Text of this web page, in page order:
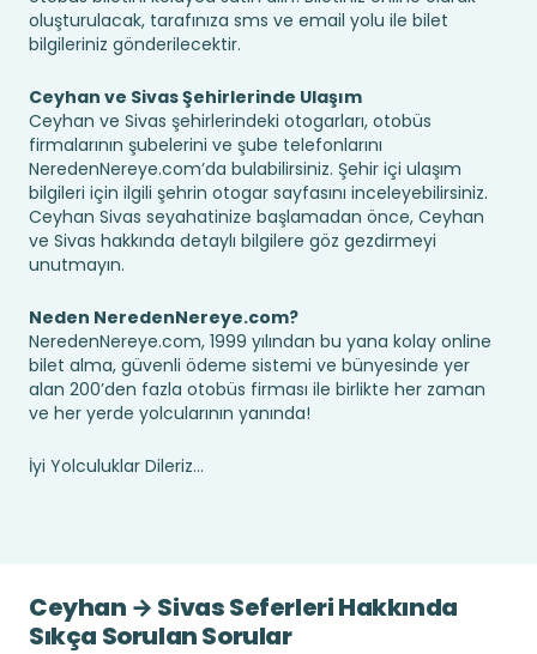
oluşturulacak, tarafınıza sms ve email yolu ile bilet
bilgileriniz gönderilecektir.
Ceyhan ve Sivas Şehirlerinde Ulaşım
Ceyhan ve Sivas şehirlerindeki otogarları, otobüs
firmalarının şubelerini ve şube telefonlarını
NeredenNereye.com’da bulabilirsiniz. Şehir içi ulaşım
bilgileri için ilgili şehrin otogar sayfasını inceleyebilirsiniz.
Ceyhan Sivas seyahatinize başlamadan önce, Ceyhan
ve Sivas hakkında detaylı bilgilere göz gezdirmeyi
unutmayın.
Neden NeredenNereye.com?
NeredenNereye.com, 1999 yılından bu yana kolay online
bilet alma, güvenli ödeme sistemi ve bünyesinde yer
alan 200’den fazla otobüs firması ile birlikte her zaman
ve her yerde yolcularının yanında!
İyi Yolculuklar Dileriz...
Ceyhan → Sivas Seferleri Hakkında
Sıkça Sorulan Sorular